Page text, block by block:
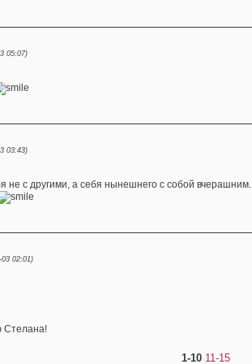
05:07)
03:43)
не с другими, а себя нынешнего с собой вчерашним.
03 02:01)
Стелана!
1-10 11-15